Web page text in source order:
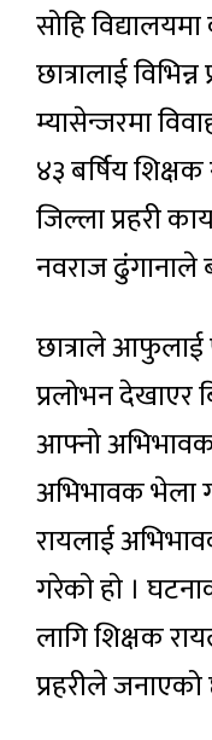
सोहि
छात्रालाई
म्यासेन्जरमा
४३ बर्षिय
जिल्ला प्रहरी
नवराज ढुंगानाले
छात्राले आफुलाई
प्रलोभन देखाएर
आफ्नो
अभिभावक भेला
रायलाई
गरेकाे हाे ।
लागि शिक्षक
प्रहरीले जनाएको